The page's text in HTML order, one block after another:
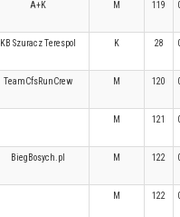
A+K M 119
KB Szuracz Terespol K 28
TeamCfsRunCrew M 120
M 121
BiegBosych.pl M 122
M 122